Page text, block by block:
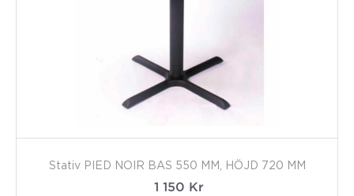
Stativ PIED NOIR BAS 550 MM, HÖJD 720 MM
1 150 Kr